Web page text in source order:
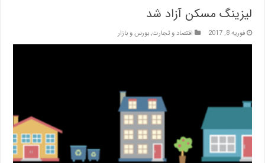
لیزینگ مسکن آزاد شد
فوریه 8, 2017 اقتصاد و تجارت,بورس و بازار